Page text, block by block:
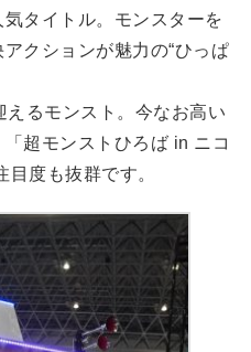
タイトル。モンスターを
クションが魅力の“ひっぱ
るモンスト。今なお高い
超モンストひろば in ニコ
度も抜群です。